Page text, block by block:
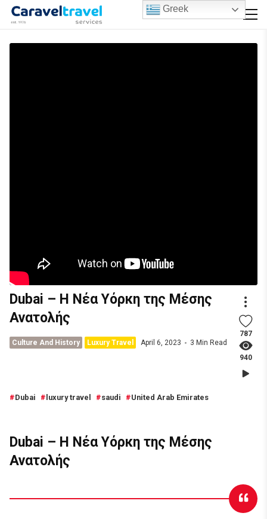
Dubai – Η Νέα Υόρκη της Μέσης
Ανατολής
Culture And History Luxury Travel April 6, 2023 3 Min Read
787
940
Dubai luxury travel saudi United Arab Emirates
Dubai – Η Νέα Υόρκη της Μέσης
Ανατολής
Greek